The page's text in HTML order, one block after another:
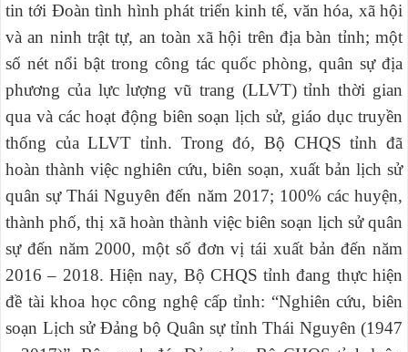
tin tới Đoàn tình hình phát triển kinh tế, văn hóa, xã hội
và an ninh trật tự, an toàn xã hội trên địa bàn tỉnh; một
số nét nổi bật trong công tác quốc phòng, quân sự địa
phương của lực lượng vũ trang (LLVT) tỉnh thời gian
qua và các hoạt động biên soạn lịch sử, giáo dục truyền
thống của LLVT tỉnh. Trong đó, Bộ CHQS tỉnh đã
hoàn thành việc nghiên cứu, biên soạn, xuất bản lịch sử
quân sự Thái Nguyên đến năm 2017; 100% các huyện,
thành phố, thị xã hoàn thành việc biên soạn lịch sử quân
sự đến năm 2000, một số đơn vị tái xuất bản đến năm
2016 – 2018. Hiện nay, Bộ CHQS tỉnh đang thực hiện
đề tài khoa học công nghệ cấp tỉnh: “Nghiên cứu, biên
soạn Lịch sử Đảng bộ Quân sự tỉnh Thái Nguyên (1947